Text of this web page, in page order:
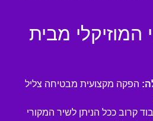
המוזיקלי מבית
הפקה מקצועית מבטיחה צליל
קרוב ככל הניתן לשיר המקורי